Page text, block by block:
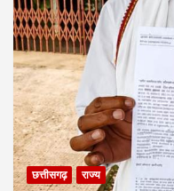
छत्तीसगढ़ राज्य